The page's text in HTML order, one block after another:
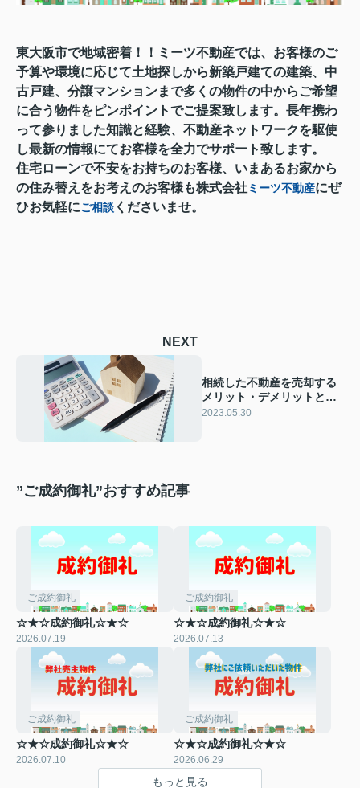
東大阪市で地域密着！！ミーツ不動産では、お客様のご
予算や環境に応じて土地探しから新築戸建ての建築、中
古戸建、分譲マンションまで多くの物件の中からご希望
に合う物件をピンポイントでご提案致します。長年携わ
って参りました知識と経験、不動産ネットワークを駆使
し最新の情報にてお客様を全力でサポート致します。
住宅ローンで不安をお持ちのお客様、いまあるお家から
の住み替えをお考えのお客様も株式会社ミーツ不動産にぜ
ひお気軽にご相談 くださいませ。
NEXT
相続した不動産を売却する
メリット・デメリットと
は？売却のポイントを解説
2023.05.30
”ご成約御礼”おすすめ記事
ご成約御礼
☆★☆成約御礼☆★☆
2026.07.19
ご成約御礼
☆★☆成約御礼☆★☆
2026.07.13
ご成約御礼
☆★☆成約御礼☆★☆
2026.07.10
ご成約御礼
☆★☆成約御礼☆★☆
2026.06.29
もっと見る